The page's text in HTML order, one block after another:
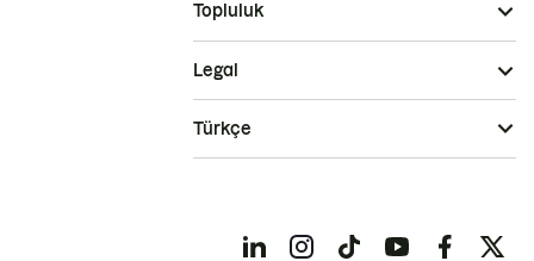
Topluluk
Legal
Türkçe